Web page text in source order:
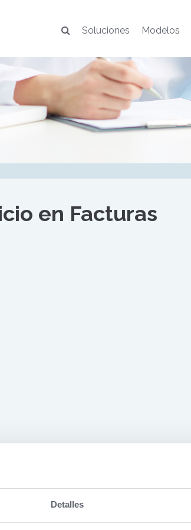
Detalles
Soluciones Modelos
en Facturas